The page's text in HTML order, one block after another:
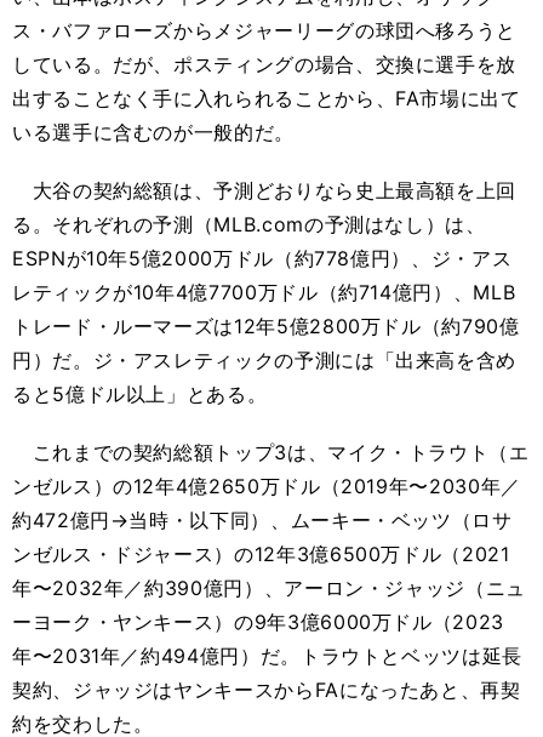
ス・バファローズからメジャーリーグの球団へ移ろうと
している。だが、ポスティングの場合、交換に選手を放
出することなく手に入れられることから、FA市場に出て
いる選手に含むのが一般的だ。
大谷の契約総額は、予測どおりなら史上最高額を上回
る。それぞれの予測（MLB.comの予測はなし）は、
ESPNが10年5億2000万ドル（約778億円）、ジ・アス
レティックが10年4億7700万ドル（約714億円）、MLB
トレード・ルーマーズは12年5億2800万ドル（約790億
円）だ。ジ・アスレティックの予測には「出来高を含め
ると5億ドル以上」とある。
これまでの契約総額トップ3は、マイク・トラウト（エ
ンゼルス）の12年4億2650万ドル（2019年〜2030年／
約472億円→当時・以下同）、ムーキー・ベッツ（ロサ
ンゼルス・ドジャース）の12年3億6500万ドル（2021
年〜2032年／約390億円）、アーロン・ジャッジ（ニュ
ーヨーク・ヤンキース）の9年3億6000万ドル（2023
年〜2031年／約494億円）だ。トラウトとベッツは延長
契約、ジャッジはヤンキースからFAになったあと、再契
約を交わした。